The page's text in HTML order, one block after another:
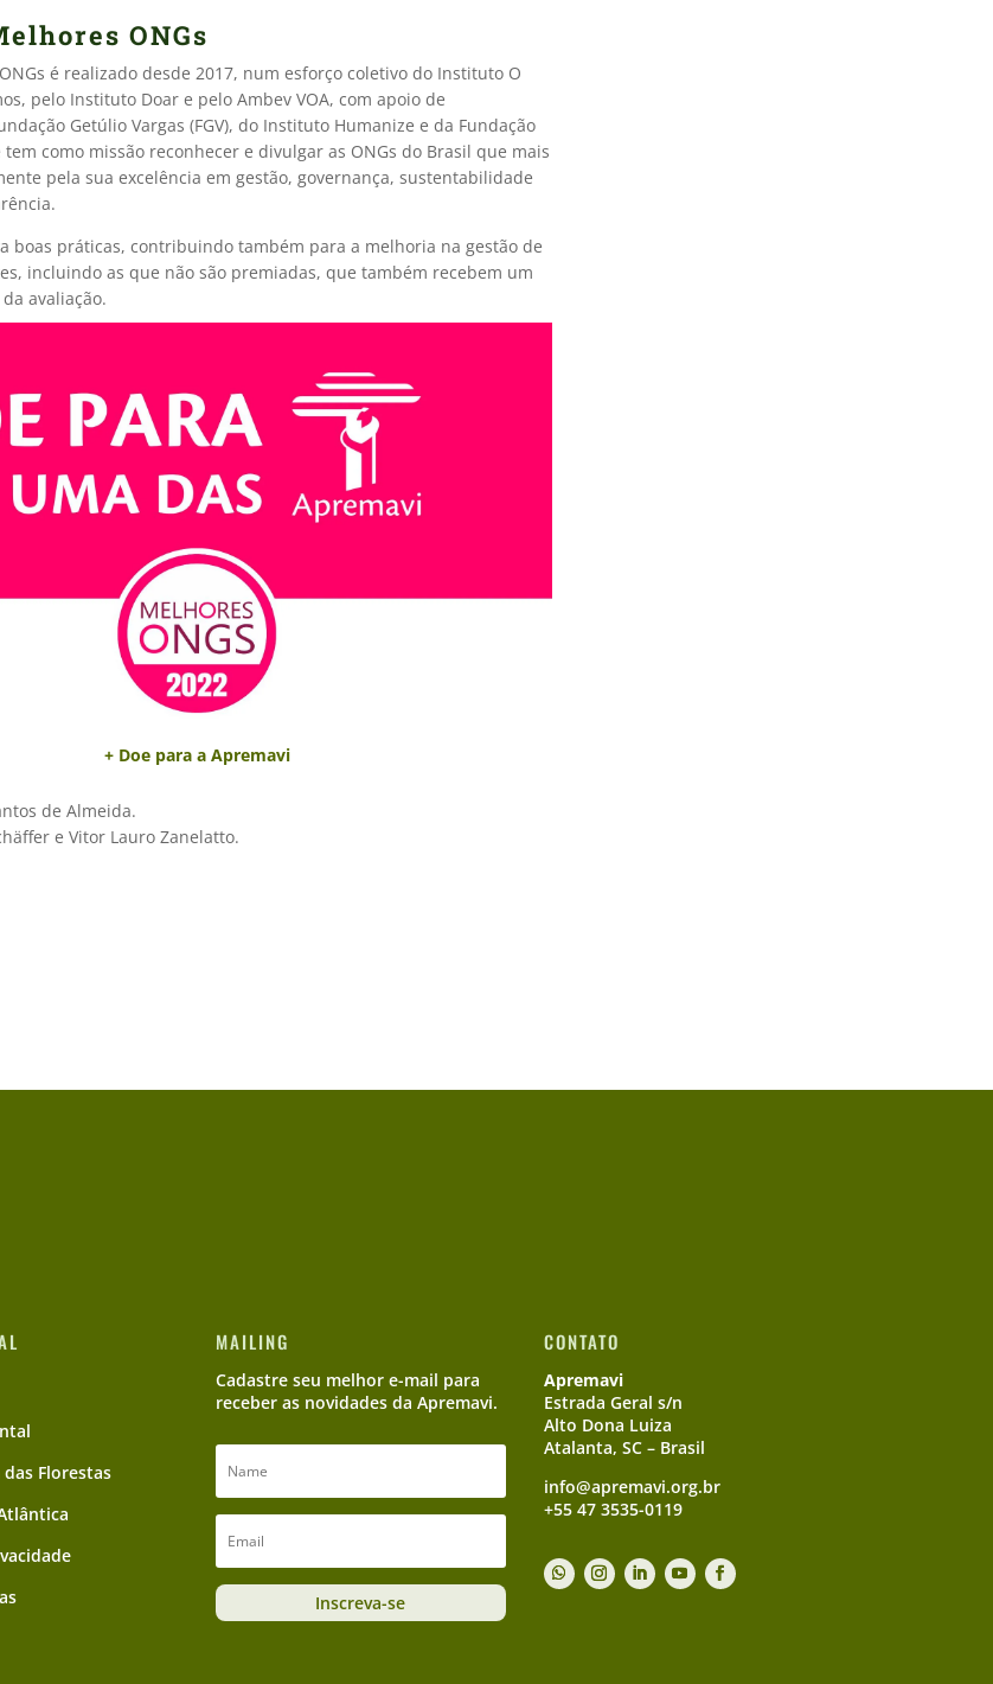
ONGs
é realizado desde 2017, num esforço coletivo do Instituto O
pelo Instituto Doar e pelo Ambev VOA, com apoio de
Getúlio Vargas (FGV), do Instituto Humanize e da Fundação
tem como missão reconhecer e divulgar as ONGs do Brasil que mais
pela sua excelência em gestão, governança, sustentabilidade
boas práticas, contribuindo também para a melhoria na gestão de
incluindo as que não são premiadas, que também recebem um
avaliação.
+ Doe para a Apremavi
de Almeida.
e Vitor Lauro Zanelatto.
Florestas
MAILING
Cadastre seu melhor e-mail para
receber as novidades da Apremavi.
Inscreva-se
CONTATO
Apremavi
Estrada Geral s/n
Alto Dona Luiza
Atalanta, SC – Brasil
info@apremavi.org.br
+55 47 3535-0119